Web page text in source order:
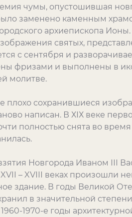
чумы, опустошившая
заменено каменным
архиепископа
святых,
с сентября и
фризами и выполнены в
молитве.
плохо сохранившиеся
написан. В ХІХ веке
полностью снята во
Новгорода Иваном ІІІ
– XVІІІ веках произошли
здание. В годы Великой
в значительной
1970-е годы